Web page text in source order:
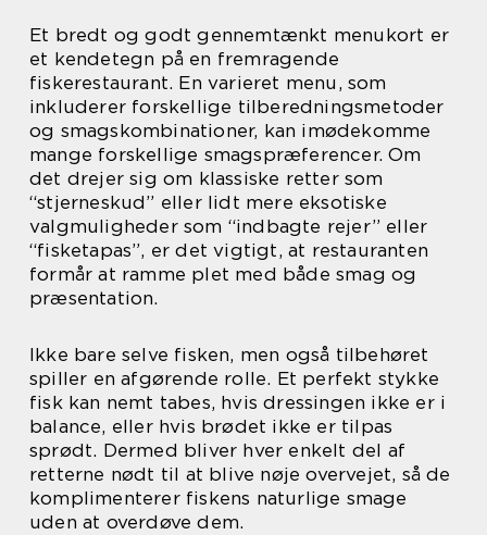
Et bredt og godt gennemtænkt menukort er
et kendetegn på en fremragende
fiskerestaurant. En varieret menu, som
inkluderer forskellige tilberedningsmetoder
og smagskombinationer, kan imødekomme
mange forskellige smagspræferencer. Om
det drejer sig om klassiske retter som
“stjerneskud” eller lidt mere eksotiske
valgmuligheder som “indbagte rejer” eller
“fisketapas”, er det vigtigt, at restauranten
formår at ramme plet med både smag og
præsentation.
Ikke bare selve fisken, men også tilbehøret
spiller en afgørende rolle. Et perfekt stykke
fisk kan nemt tabes, hvis dressingen ikke er i
balance, eller hvis brødet ikke er tilpas
sprødt. Dermed bliver hver enkelt del af
retterne nødt til at blive nøje overvejet, så de
komplimenterer fiskens naturlige smage
uden at overdøve dem.